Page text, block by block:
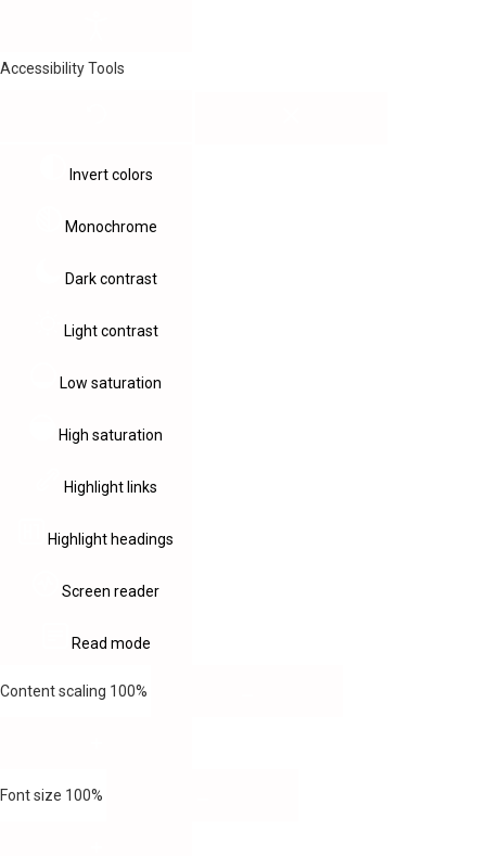
Accessibility Tools
Invert colors
Monochrome
Dark contrast
Light contrast
Low saturation
High saturation
Highlight links
Highlight headings
Screen reader
Read mode
Content scaling 100%
Font size 100%